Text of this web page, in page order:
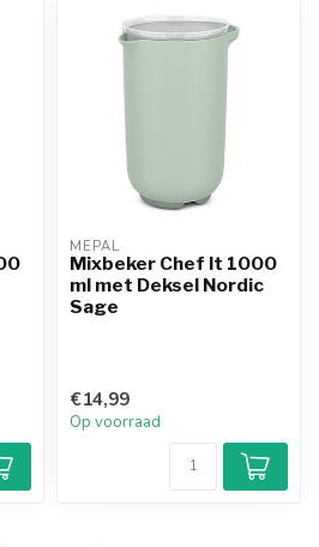
MEPAL
Mixbeker Chef It 1000
ml met Deksel Nordic
Sage
€14,99
Op voorraad